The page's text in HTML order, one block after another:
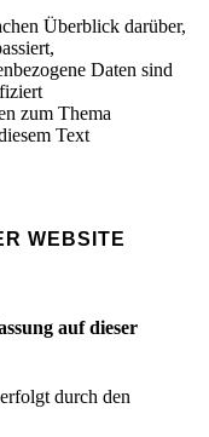
Überblick darüber,
Daten sind
zum Thema
Text
WEBSITE
auf dieser
durch den